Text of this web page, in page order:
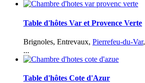
Table d'hôtes Var et Provence Verte
Brignoles, Entrevaux, Pierrefeu-du-Var,
...
Table d'hôtes Cote d'Azur